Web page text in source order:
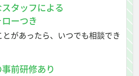
タッフによる
ーつき
があったら、いつでも相談でき
前研修あり